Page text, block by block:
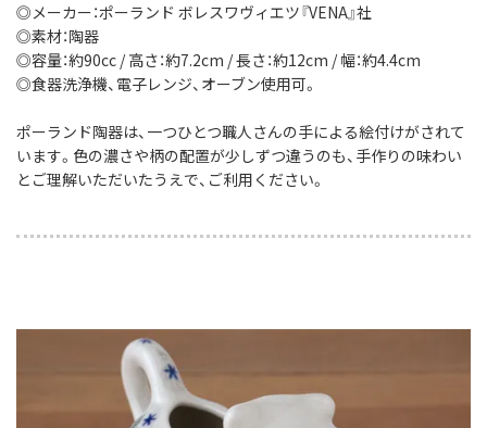
◎メーカー：ポーランド ボレスワヴィエツ『VENA』社
◎素材：陶器
◎容量：約90cc / 高さ：約7.2cm / 長さ：約12cm / 幅：約4.4cm
◎食器洗浄機、電子レンジ、オーブン使用可。
ポーランド陶器は、一つひとつ職人さんの手による絵付けがされて
います。色の濃さや柄の配置が少しずつ違うのも、手作りの味わい
とご理解いただいたうえで、ご利用ください。